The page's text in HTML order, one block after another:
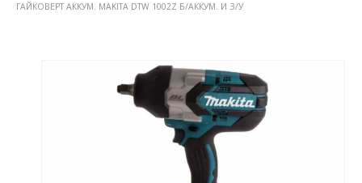
ГАЙКОВЕРТ АККУМ. MAKITA DTW 1002Z Б/АККУМ. И З/У